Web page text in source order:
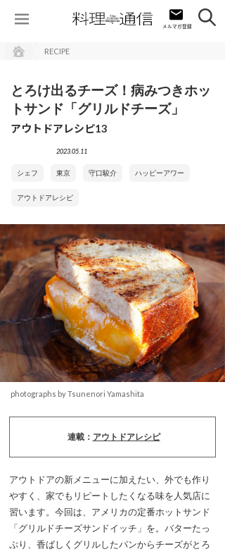
RECIPE
とろけ出るチーズ！病みつきホッ
トサンド「グリルドチーズ」
アウトドアレシピ13
2023.05.11
シェフ 東京 守口駿介 ハッピーアワー
アウトドアレシピ
photographs by Tsunenori Yamashita
連載： アウトドアレシピ
アウトドアの新メニューに加えたい、外でも作り
やすく、家でもリピートしたくなる味を人気店に
習います。今回は、アメリカの定番ホットサンド
「グリルドチーズサンドイッチ」を。バターたっ
ぷり、香ばしくグリルしたパンからチーズがとろ